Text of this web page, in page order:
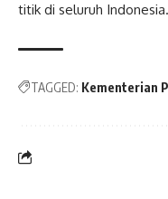
titik di seluruh
TAGGED: Kementerian